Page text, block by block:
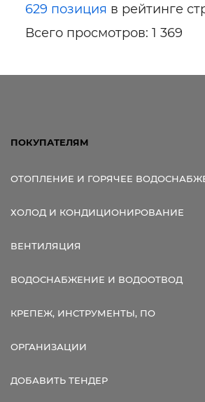
629 позиция в рейтинге
Всего просмотров: 1 369
ПОКУПАТЕЛЯМ
ОТОПЛЕНИЕ И ГОРЯЧЕЕ
ХОЛОД И КОНДИЦИОНИРОВАНИЕ
ВЕНТИЛЯЦИЯ
ВОДОСНАБЖЕНИЕ И ВОДООТВОД
КРЕПЕЖ, ИНСТРУМЕНТЫ, ПО
ОРГАНИЗАЦИИ
ДОБАВИТЬ ТЕНДЕР